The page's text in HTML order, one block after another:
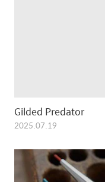
Gilded Predator
2025.07.19